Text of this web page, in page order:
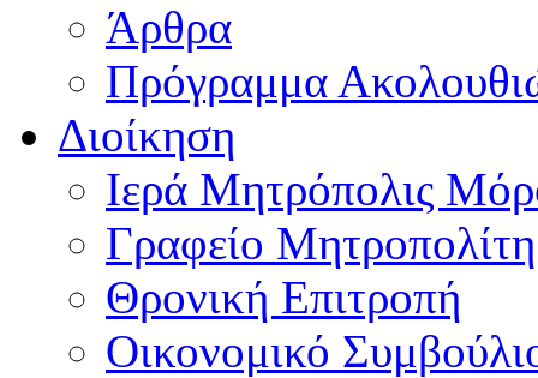
Άρθρα
Πρόγραμμα
Διοίκηση
Ιερά Μητρόπολις
Γραφείο Μητροπολίτη
Θρονική Επιτροπή
Οικονομικό